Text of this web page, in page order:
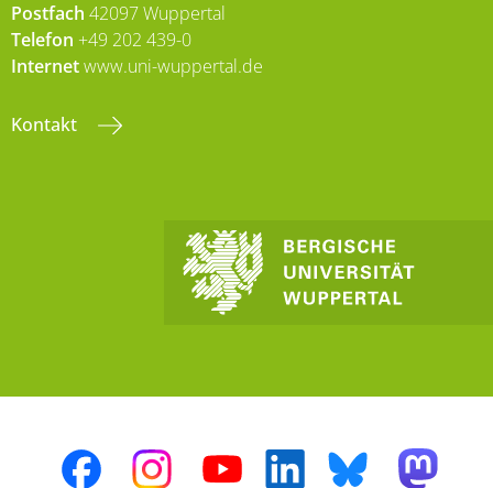
Postfach 42097 Wuppertal
Telefon +49 202 439-0
Internetwww.uni-wuppertal.de
Kontakt